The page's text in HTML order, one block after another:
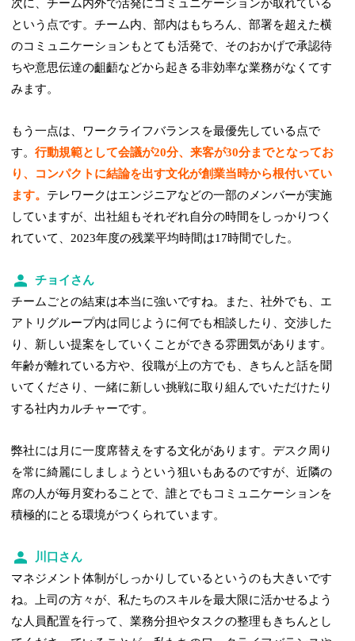
次に、チーム内外で活発にコミュニケーションが取れている
という点です。チーム内、部内はもちろん、部署を超えた横
のコミュニケーションもとても活発で、そのおかげで承認待
ちや意思伝達の齟齬などから起きる非効率な業務がなくてす
みます。
もう一点は、ワークライフバランスを最優先している点で
す。行動規範として会議が20分、来客が30分までとなってお
り、コンパクトに結論を出す文化が創業当時から根付いてい
ます。 テレワークはエンジニアなどの一部のメンバーが実施
していますが、出社組もそれぞれ自分の時間をしっかりつく
れていて、2023年度の残業平均時間は17時間でした。
チョイさん
チームごとの結束は本当に強いですね。また、社外でも、エ
アトリグループ内は同じように何でも相談したり、交渉した
り、新しい提案をしていくことができる雰囲気があります。
年齢が離れている方や、役職が上の方でも、きちんと話を聞
いてくださり、一緒に新しい挑戦に取り組んでいただけたり
する社内カルチャーです。
弊社には月に一度席替えをする文化があります。デスク周り
を常に綺麗にしましょうという狙いもあるのですが、近隣の
席の人が毎月変わることで、誰とでもコミュニケーションを
積極的にとる環境がつくられています。
川口さん
マネジメント体制がしっかりしているというのも大きいです
ね。上司の方々が、私たちのスキルを最大限に活かせるよう
な人員配置を行って、業務分担やタスクの整理もきちんとし